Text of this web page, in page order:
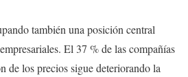
también una posición central
El 37 % de las compañías
de los precios sigue deteriorando la